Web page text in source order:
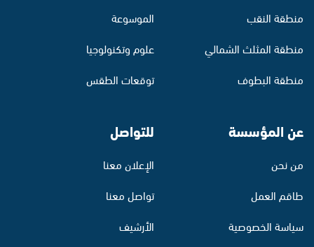
منطقة النقب
منطقة المثلث الشمالي
منطقة البطوف
الموسوعة
علوم وتكنولوجيا
توقعات الطقس
عن المؤسسة
من نحن
طاقم العمل
سياسة الخصوصية
للتواصل
الإعلان معنا
تواصل معنا
الأرشيف